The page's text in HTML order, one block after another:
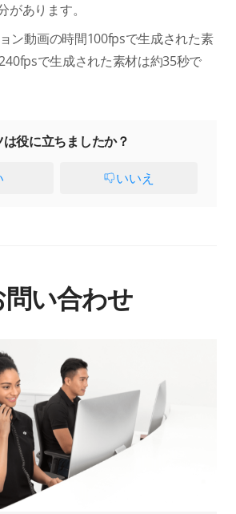
があります。
ン動画の時間100fpsで生成された素
で生成された素材は約35秒で
役に立ちましたか？
いいえ
問い合わせ